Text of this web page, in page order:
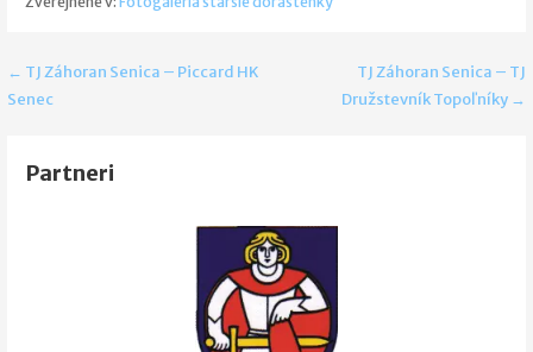
Navigácia
článku
← TJ Záhoran Senica – Piccard HK
Senec
TJ Záhoran Senica – TJ
Družstevník Topoľníky →
Partneri